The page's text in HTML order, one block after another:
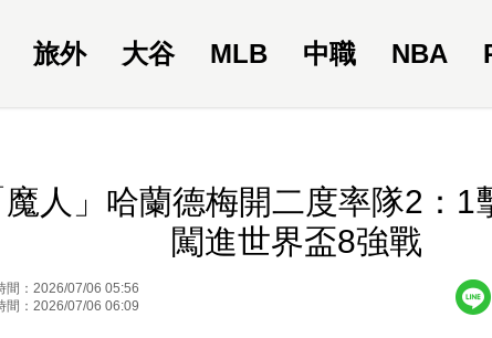
旅外 大谷 MLB 中職 NBA
人」哈蘭德梅開二度率隊2：1
闖進世界盃8強戰
間：2026/07/06 05:56
間：2026/07/06 06:09